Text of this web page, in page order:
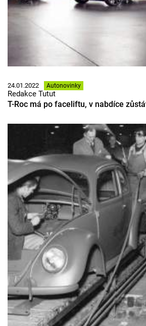
24.01.2022 Autonovinky
Redakce Tutut
T-Roc má po faceliftu, v nabdíce